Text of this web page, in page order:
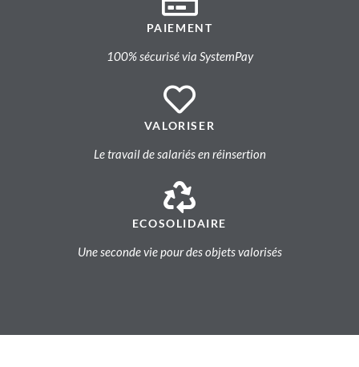
PAIEMENT
100% sécurisé via SystemPay
VALORISER
Le travail de salariés en réinsertion
ECOSOLIDAIRE
Une seconde vie pour des objets valorisés